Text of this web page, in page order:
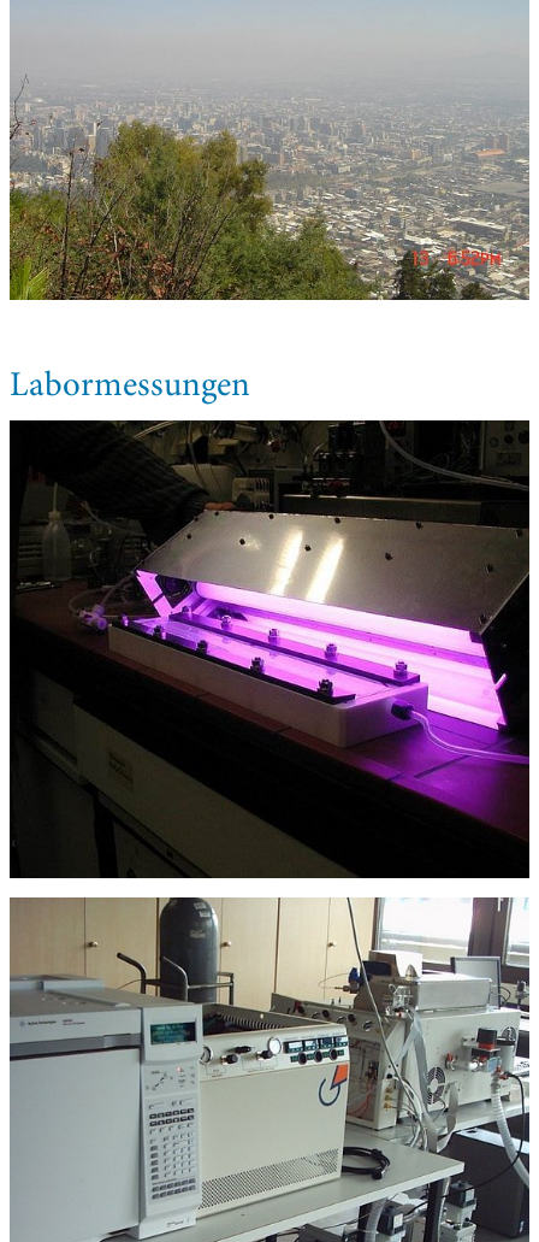
Labormessungen